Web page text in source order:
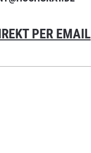
PER EMAIL